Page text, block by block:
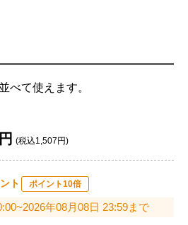
べて使えます。
(税込1,507円)
ト ポイント10倍
年08月08日 23:59まで